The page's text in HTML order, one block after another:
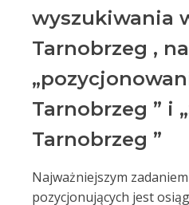
wyszukiwania
Tarnobrzeg ,
Tarnobrzeg ” i
Tarnobrzeg ”
Najważniejszym zadaniem
pozycjonujących jest